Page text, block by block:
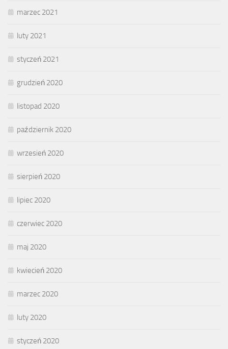
marzec 2021
luty 2021
styczeń 2021
grudzień 2020
listopad 2020
październik 2020
wrzesień 2020
sierpień 2020
lipiec 2020
czerwiec 2020
maj 2020
kwiecień 2020
marzec 2020
luty 2020
styczeń 2020